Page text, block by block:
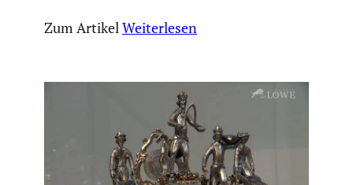
Zum ArtikelWeiterlesen